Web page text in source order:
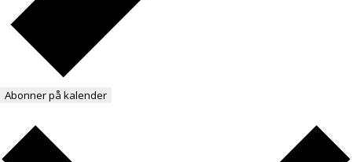
Abonner på kalender